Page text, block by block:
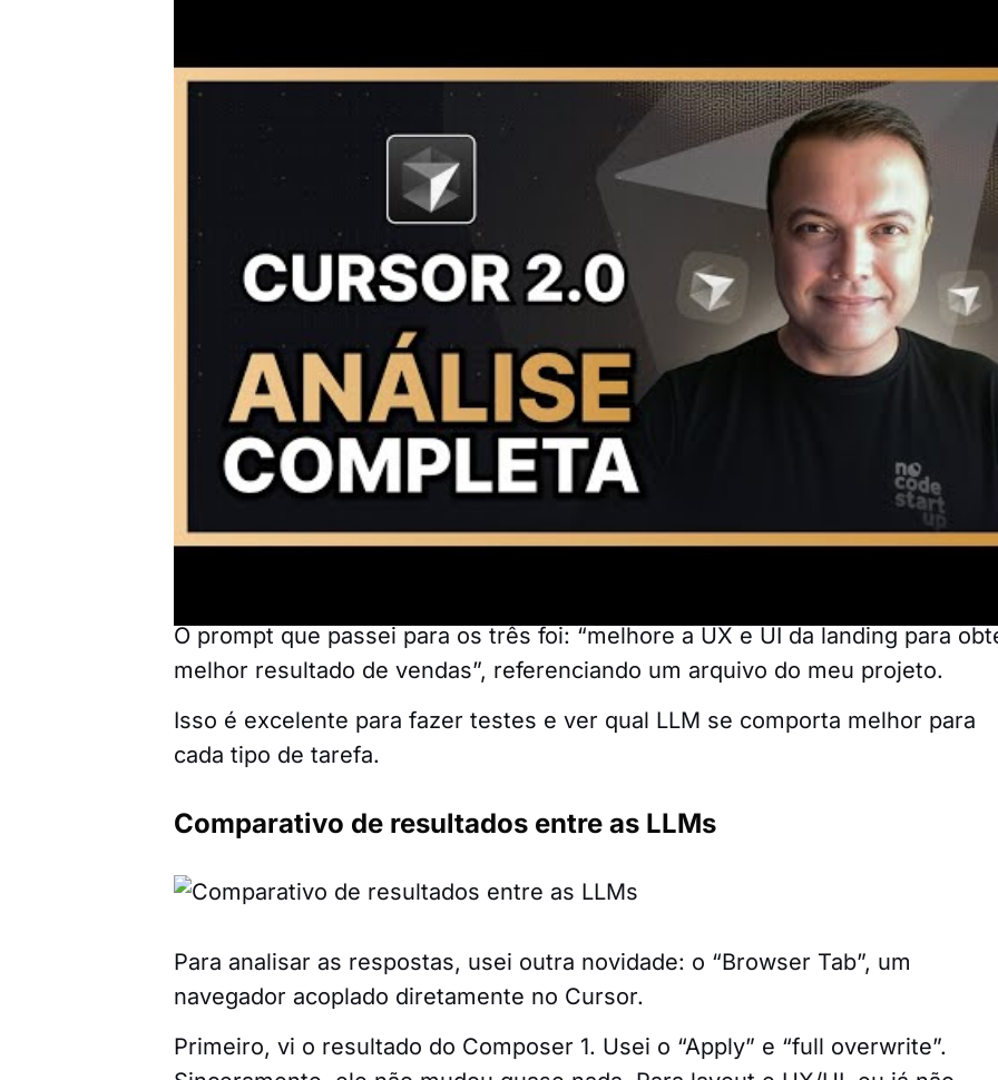
o GPT Codex ainda estava lendo os arquivos e planejando os próximos
Apesar de eu achar que o Composer talvez não tenha a mesma capacidade
resolução de problemas complexos que LLMs mais consolidadas, como o
Claude ou o GPT Codex, a rapidez dele é um diferencial. Vou arriscar que
usarei muito o Composer para tarefas que não exigem tanta complexidade.
Testes práticos com múltiplos modelos (Composer, Sonnet e
Agora, quero mostrar outra funcionalidade: usar múltiplos modelos para
executar amesmatarefa.
Para isso, eu configurei um agente selecionando três LLMs ao mesmo
O prompt que passei para os três foi: “melhore a UX e UI da landing para
melhor resultado de vendas”, referenciando um arquivo do meu projeto.
Isso é excelente para fazer testes e ver qual LLM se comporta melhor para
cada tipo de tarefa.
Comparativo de resultados entre as LLMs
Para analisar as respostas, usei outra novidade: o “Browser Tab”, um
navegador acoplado diretamente no Cursor.
Primeiro, vi o resultado do Composer 1. Usei o “Apply” e “full overwrite”.